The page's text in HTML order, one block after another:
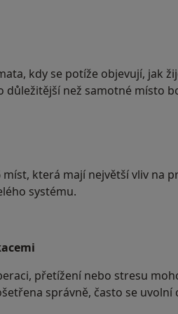
kdy se potíže objevují, jak
důležitější než samotné místo
která mají největší vliv na
systému.
přetížení nebo stresu
správně, často se uvolní